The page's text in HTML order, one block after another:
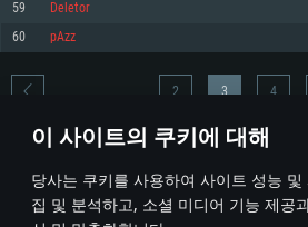
이 사이트의 쿠키에 대해
당사는 쿠키를 사용하여 사이트 성능
집 및 분석하고, 소셜 미디어 기능 제공
570 혹은 그 이상
여유 저장 공간: 62.2 GB (전체 클라이언트)
네트워크: 브로드밴드 인터넷
여유 저장 공간: 62.2 GB (전체 클라이언트)
메모리: 16 GB
그래픽 카드: Vulkan 을 지원하고, 최신 그래픽
1060 (6개월 미만) 혹은 그와 동급의 성능을 가
지원하는 AMD RX 570 (6개월 미만; 최소사양
여유 저장 공간: 62.2 GB (전체 클라이언트)
59 Deletor
60 pAzz
* 순위표는 매일 1회 갱신됩니다
2 3 4